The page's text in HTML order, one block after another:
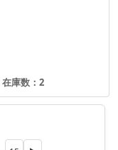
在庫数：2